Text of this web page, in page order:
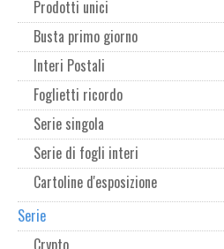
Prodotti unici
Busta primo giorno
Interi Postali
Foglietti ricordo
Serie singola
Serie di fogli interi
Cartoline d'esposizione
Serie
Crypto